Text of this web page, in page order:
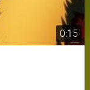
0:15